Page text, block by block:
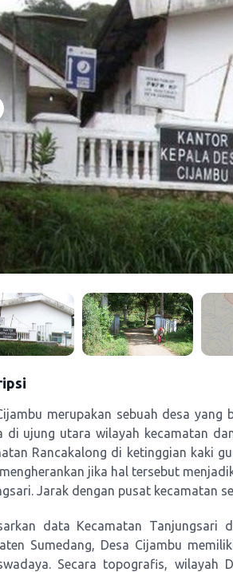
merupakan sebuah desa
di ujung utara wilayah kecamatan
Rancakalong di ketinggian kaki
jika hal tersebut
Jarak dengan pusat kecamatan
data Kecamatan Tanjungsari
Sumedang, Desa Cijambu
Secara topografis, wilayah